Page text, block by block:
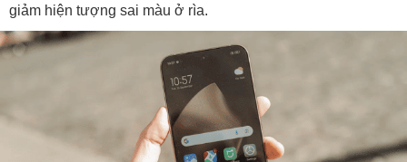
giảm hiện tượng sai màu ở rìa.